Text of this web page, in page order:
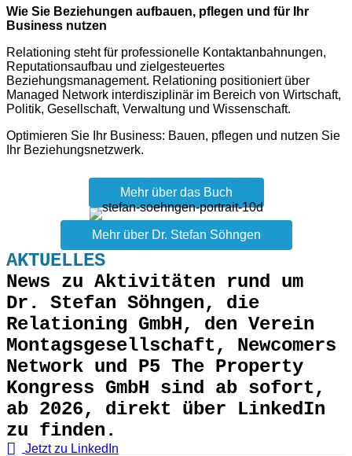
Wie Sie Beziehungen aufbauen, pflegen und für Ihr
Business nutzen
Relationing steht für professionelle Kontaktanbahnungen,
Reputationsaufbau und zielgesteuertes
Beziehungsmanagement. Relationing positioniert über
Managed Network interdisziplinär im Bereich von Wirtschaft,
Politik, Gesellschaft, Verwaltung und Wissenschaft.
Optimieren Sie Ihr Business: Bauen, pflegen und nutzen Sie
Ihr Beziehungsnetzwerk.
Mehr über das Buch
Mehr über Dr. Stefan Söhngen
AKTUELLES
News zu Aktivitäten rund um
Dr. Stefan Söhngen, die
Relationing GmbH, den Verein
Montagsgesellschaft, Newcomers
Network und P5 The Property
Kongress GmbH sind ab sofort,
ab 2026, direkt über LinkedIn
zu finden.
Jetzt zu LinkedIn